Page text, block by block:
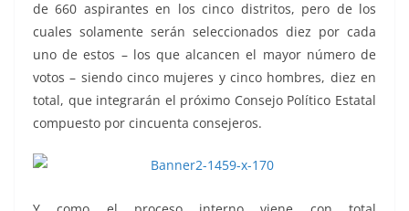
de 660 aspirantes en los cinco distritos, pero de los
cuales solamente serán seleccionados diez por cada
uno de estos – los que alcancen el mayor número de
votos – siendo cinco mujeres y cinco hombres, diez en
total, que integrarán el próximo Consejo Político Estatal
compuesto por cincuenta consejeros.